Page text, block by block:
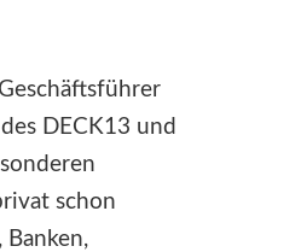
DECK13 und
schon